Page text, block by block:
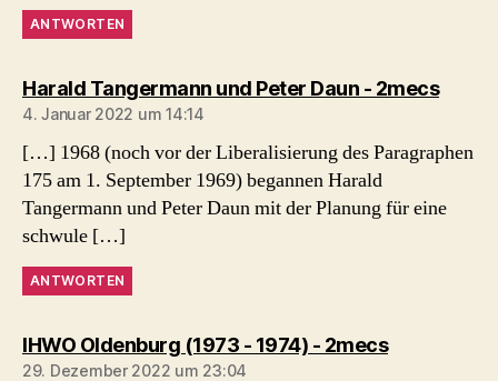
ANTWORTEN
Harald Tangermann und Peter Daun - 2mecssagt:
4. Januar 2022 um 14:14
[…] 1968 (noch vor der Liberalisierung des Paragraphen
175 am 1. September 1969) begannen Harald
Tangermann und Peter Daun mit der Planung für eine
schwule […]
ANTWORTEN
IHWO Oldenburg (1973 - 1974) - 2mecssagt:
29. Dezember 2022 um 23:04